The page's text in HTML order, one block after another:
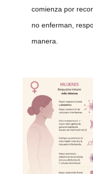
comienza por
no enferman,
manera.